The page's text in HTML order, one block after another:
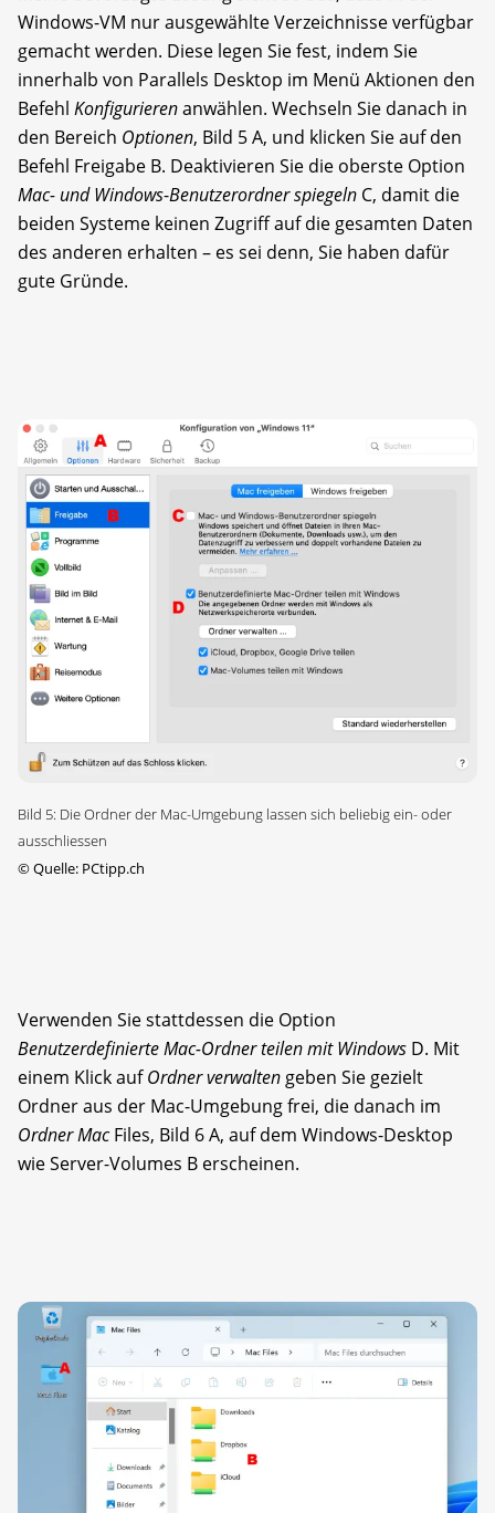
Windows-VM nur ausgewählte Verzeichnisse verfügbar
gemacht werden. Diese legen Sie fest, indem Sie
innerhalb von Parallels Desktop im Menü Aktionen den
Befehl Konfigurierenanwählen. Wechseln Sie danach in
den Bereich Optionen, Bild 5 A, und klicken Sie auf den
Befehl Freigabe B. Deaktivieren Sie die oberste Option
Mac- und Windows-Benutzerordner spiegeln C, damit die
beiden Systeme keinen Zugriff auf die gesamten Daten
des anderen erhalten – es sei denn, Sie haben dafür
gute Gründe.
Bild 5: Die Ordner der Mac-Umgebung lassen sich beliebig ein- oder
ausschliessen
©Quelle: PCtipp.ch
Verwenden Sie stattdessen die Option
Benutzerdefinierte Mac-Ordner teilen mit Windows D. Mit
einem Klick aufOrdner verwalten geben Sie gezielt
Ordner aus der Mac-Umgebung frei, die danach im
Ordner MacFiles, Bild 6 A, auf dem Windows-Desktop
wie Server-Volumes B erscheinen.